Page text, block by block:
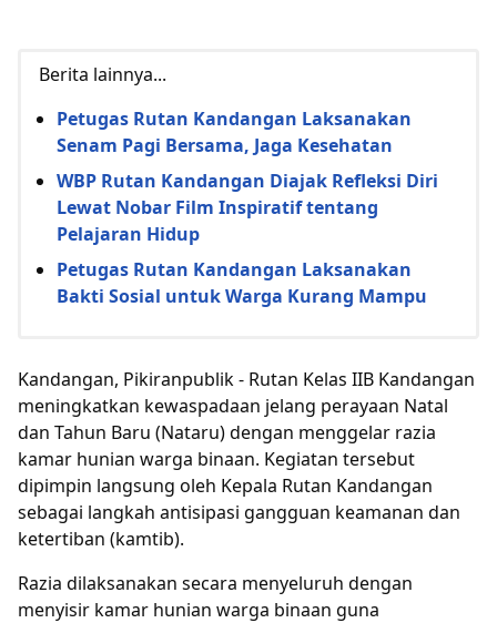
Berita lainnya...
Petugas Rutan Kandangan Laksanakan
Senam Pagi Bersama, Jaga Kesehatan
WBP Rutan Kandangan Diajak Refleksi Diri
Lewat Nobar Film Inspiratif tentang
Pelajaran Hidup
Petugas Rutan Kandangan Laksanakan
Bakti Sosial untuk Warga Kurang Mampu
Kandangan, Pikiranpublik - Rutan Kelas IIB Kandangan
meningkatkan kewaspadaan jelang perayaan Natal
dan Tahun Baru (Nataru) dengan menggelar razia
kamar hunian warga binaan. Kegiatan tersebut
dipimpin langsung oleh Kepala Rutan Kandangan
sebagai langkah antisipasi gangguan keamanan dan
ketertiban (kamtib).
Razia dilaksanakan secara menyeluruh dengan
menyisir kamar hunian warga binaan guna